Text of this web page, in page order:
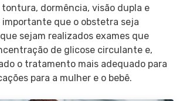
dormência, visão dupla e
que o obstetra seja
sejam realizados exames que
de glicose circulante e,
o tratamento mais adequado para
para a mulher e o bebê.